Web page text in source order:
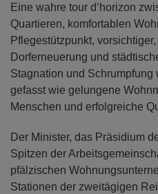
Eine wahre tour d‘horizon
Quartieren, komfortablen
Pflegestützpunkt,
Dorferneuerung und
Stagnation und Schrumpfung
gefasst wie gelungene
Menschen und erfolgreiche
Der Minister, das Präsidium
Spitzen der
pfälzischen
Stationen der zweitägigen